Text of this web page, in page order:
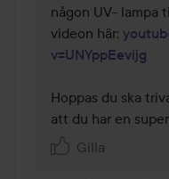
någon UV- lampa
videon här:
v=UNYppEevijg
Hoppas du ska
att du har en
Gilla